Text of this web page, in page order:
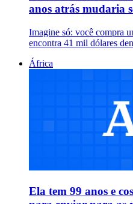
anos atrás mudaria
Imagine só: você compra
encontra 41 mil dólares
África
Ela tem 99 anos e